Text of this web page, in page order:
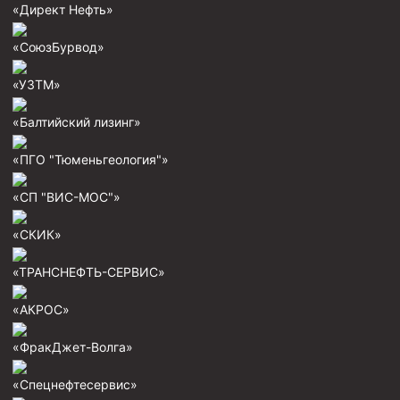
Муфта ОТТГ 146
Муфта ОТТГ 127
Муфта ОТТГ 114
Буровое оборудование
высокого давления
Противовыбросовое оборудование
Системы верхнего привода (СВП)
Элеваторы трубные
Буровые установки
«Директ Нефть»
«СоюзБурвод»
«УЗТМ»
«Балтийский лизинг»
«ПГО "Тюменьгеология"»
«СП "ВИС-МОС"»
«СКИК»
«ТРАНСНЕФТЬ-СЕРВИС»
«АКРОС»
«ФракДжет-Волга»
«Спецнефтесервис»